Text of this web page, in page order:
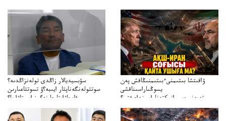
سۋبسيديالار زاڭدى تولەنزاڭدىە؟
سوتتولەنگەناپتار ايىبە؟ۋ تسوتتاعىارىن
قايجاۋاپتارعا نەگىز ايىپتاۋا ما؟
تۇجىرىمدارىنقايتاقاراۋعانەگىزبولاالاما؟
ۋاقىتشا بىتىمنىءبىتىمنىڭاقش پەن
يسوڭىاراسىناقشى
تەپەنىرەسيرانىكتەناراسىنداعىقتى؟
تەكەتىرەسنەلىكتەنقايتاۋشىقتى؟